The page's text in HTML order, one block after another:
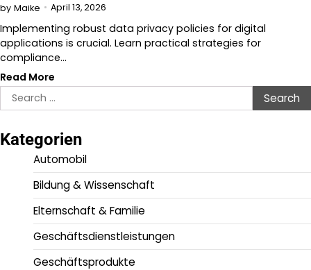
by Maike April 13, 2026
Implementing robust data privacy policies for digital
applications is crucial. Learn practical strategies for
compliance…
Read More
Search
for:
Kategorien
Automobil
Bildung & Wissenschaft
Elternschaft & Familie
Geschäftsdienstleistungen
Geschäftsprodukte